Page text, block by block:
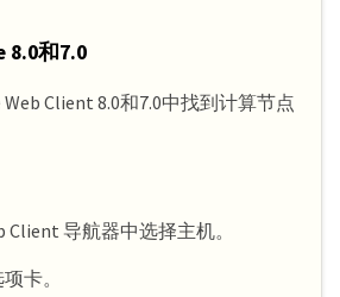
8.0和7.0
Web Client 8.0和7.0中找到计算节点
Client 导航器中选择主机。
卡。